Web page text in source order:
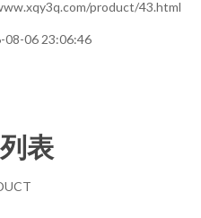
product/43.html
08-06 23:06:46
表